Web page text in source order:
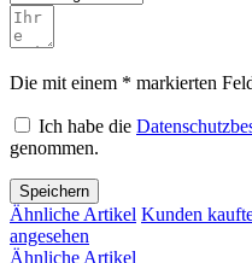
Die mit einem * markierten
Ich habe die
genommen.
Speichern
Ähnliche Artikel Kunden
angesehen
Ähnliche Artikel